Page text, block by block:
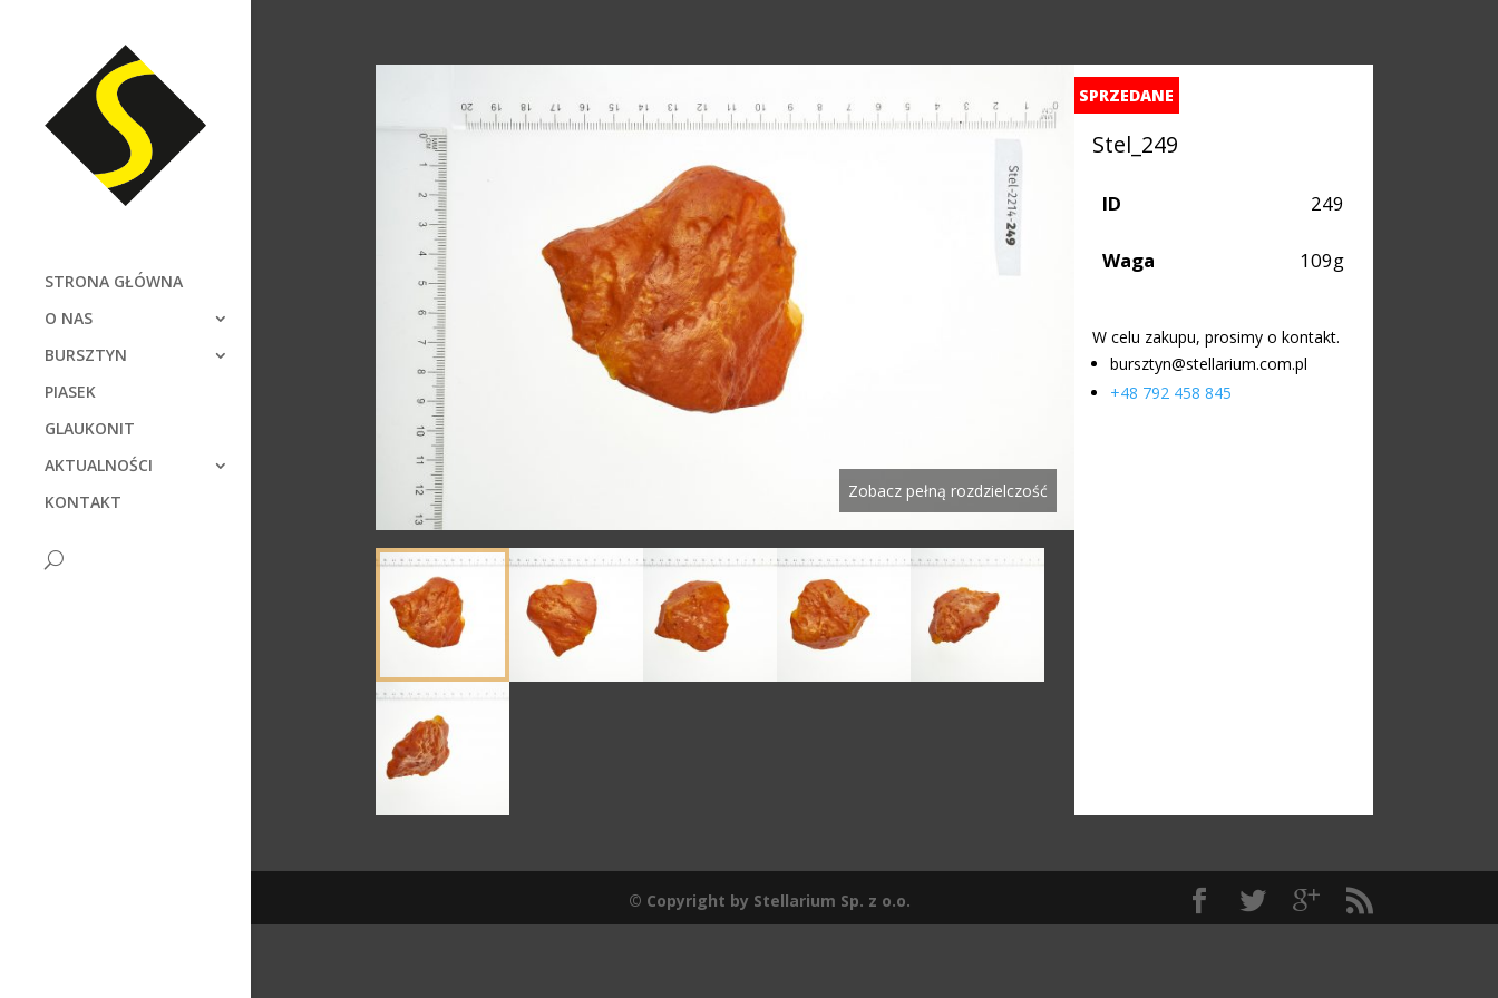
STRONA GŁÓWNA
O NAS
BURSZTYN
PIASEK
GLAUKONIT
AKTUALNOŚCI
KONTAKT
Zobacz pełną rozdzielczość
SPRZEDANE
Stel_249
ID 249
Waga 109g
W celu zakupu, prosimy o kontakt.
bursztyn@stellarium.com.pl
+48 792 458 845
© Copyright by Stellarium Sp. z o.o.